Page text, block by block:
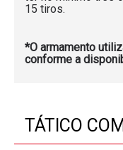
15 tiros.
*O armamento
conforme a
TÁTICO